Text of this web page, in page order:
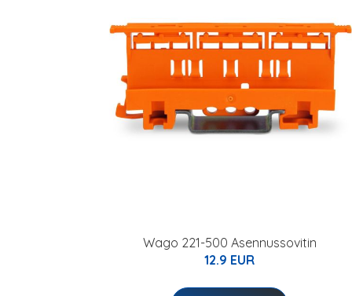
Wago 221-500 Asennussovitin
12.9 EUR